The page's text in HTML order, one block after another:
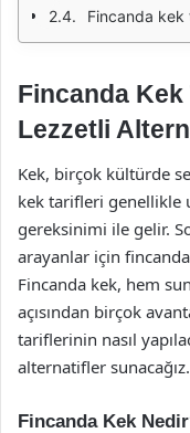
Fincanda kek
Fincanda
Lezzetli
Kek, birçok kültürde
kek tarifleri genellikle
gereksinimi ile gelir.
arayanlar için
Fincanda kek, hem
açısından birçok
tariflerinin nasıl
alternatifler sunacağız.
Fincanda Kek